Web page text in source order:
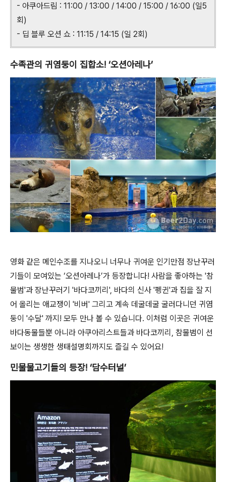
- 아쿠아드림 : 11:00 / 13:00 / 14:00 / 15:00 / 16:00 (일5
회)
- 딥 블루 오션 쇼 : 11:15 / 14:15 (일 2회)
수족관의 귀염둥이 집합소! ‘오션아레나’
영화 같은 메인수조를 지나오니 너무나 귀여운 인기만점 장난꾸러
기들이 모여있는 ‘오션아레나’가 등장합니다! 사람을 좋아하는 '참
물범'과 장난꾸러기 '바다코끼리', 바다의 신사 '펭귄'과 집을 잘 지
어 올리는 애교쟁이 '비버' 그리고 계속 데굴데굴 굴러다니던 귀염
둥이 '수달' 까지! 모두 만나 볼 수 있습니다. 이처럼 이곳은 귀여운
바다동물들뿐 아니라 아쿠아리스트들과 바다코끼리, 참물범이 선
보이는 생생한 생태설명회까지도 즐길 수 있어요!
민물물고기들의 등장! ‘담수터널’